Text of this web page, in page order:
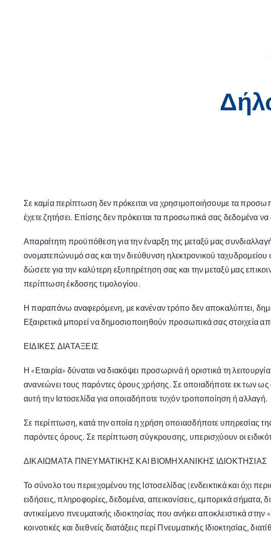
Σε καμία περίπτωση δεν πρόκειται να χρησιμοποιήσουμε τα
έχετε ζητήσει. Επίσης δεν πρόκειται τα προσωπικά σας δεδομένα
Απαραίτητη προϋπόθεση για την έναρξη της μεταξύ μας
ονοματεπώνυμό σας και την διεύθυνση ηλεκτρονικού
δώσετε για την καλύτερη εξυπηρέτηση σας και την μεταξύ μας
περίπτωση έκδοσης τιμολογίου.
Η παραπάνω αναφερόμενη, με κανέναν τρόπο δεν αποκαλύπτει,
Εξαιρετικά μπορεί να δημοσιοποιηθούν προσωπικά σας στοιχεία
ΕΙΔΙΚΕΣ ΔΙΑΤΑΞΕΙΣ
Η «Εταιρία» δύναται να διακόψει προσωρινά ή οριστικά τη
ανανεώνει τους παρόντες όρους χρήσης. Σε οποιαδήποτε εκ των
αυτή την Ιστοσελίδα για οποιαδήποτε τυχόν τροποποίηση ή αλλαγή.
Σε περίπτωση, κατά την οποία η χρήση οποιασδήποτε υπηρεσίας
παρόντες όρους. Σε περίπτωση σύγκρουσης, υπερισχύουν οι
ΔΙΚΑΙΩΜΑΤΑ ΠΝΕΥΜΑΤΙΚΗΣ ΚΑΙ ΒΙΟΜΗΧΑΝΙΚΗΣ ΙΔΙΟΚΤΗΣΙΑΣ
Το σύνολο του περιεχομένου της Ιστοσελίδας (ενδεικτικά και όχι
ειδήσεις, πληροφορίες, δεδομένα, απεικονίσεις, εμπορικά σήματα,
αντικείμενο πνευματικής ιδιοκτησίας που ανήκει αποκλειστικά
κοινοτικές και διεθνείς διατάξεις περί Πνευματικής Ιδιοκτησίας,